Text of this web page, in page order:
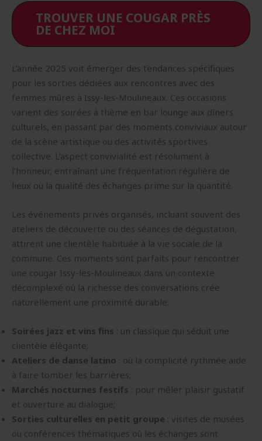
TROUVER UNE COUGAR PRÈS
DE CHEZ MOI
L’année 2025 voit émerger des tendances spécifiques
pour les sorties dédiées aux rencontres avec des
femmes mûres à Issy-les-Moulineaux. Ces occasions
varient des soirées à thème en bar lounge aux dîners
culturels, en passant par des moments conviviaux autour
de la scène artistique ou des activités sportives
collective. L’aspect convivialité est résolument à
l’honneur, entraînant une fréquentation régulière de
lieux où la qualité des échanges prime sur la quantité.
Les événements privés organisés, incluant souvent des
ateliers de découverte ou des séances de dégustation,
attirent une clientèle habituée à la vie sociale de la
commune. Ces moments sont parfaits pour rencontrer
une cougar Issy-les-Moulineaux dans un contexte
décomplexé où la richesse des conversations crée
naturellement une proximité durable.
Soirées jazz et vins fins : un classique qui séduit une
clientèle élégante;
Ateliers de danse latino : où la complicité rythmée aide
à faire tomber les barrières;
Marchés nocturnes festifs : pour mêler plaisir gustatif
et ouverture au dialogue;
Sorties culturelles en petit groupe : visites de musées
ou conférences thématiques où les échanges sont